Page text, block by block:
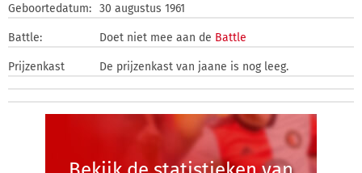
Geboortedatum: 30 augustus 1961
Battle: Doet niet mee aan de Battle
Prijzenkast De prijzenkast van jaane is nog leeg.